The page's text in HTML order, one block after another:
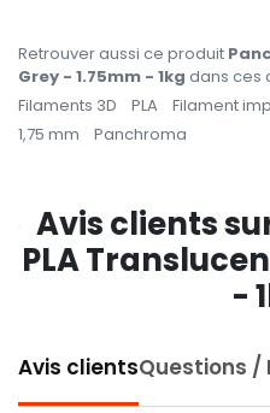
Retrouver aussi ce produit
Grey - 1.75mm - 1kg dans ces
Filaments 3D
PLA Filament
1,75 mm
Panchroma
Avis clients
PLA
-
Avis clientsQuestions /